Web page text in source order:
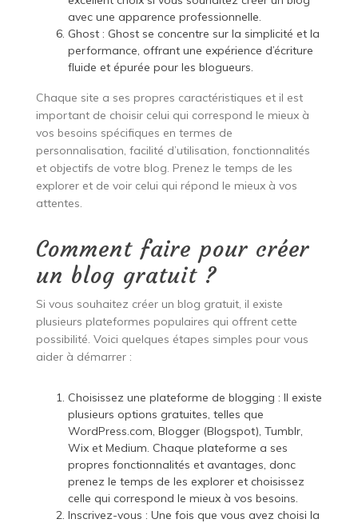
avec une apparence professionnelle.
Ghost : Ghost se concentre sur la simplicité et la
performance, offrant une expérience d’écriture
fluide et épurée pour les blogueurs.
Chaque site a ses propres caractéristiques et il est
important de choisir celui qui correspond le mieux à
vos besoins spécifiques en termes de
personnalisation, facilité d’utilisation, fonctionnalités
et objectifs de votre blog. Prenez le temps de les
explorer et de voir celui qui répond le mieux à vos
attentes.
Comment faire pour créer
un blog gratuit ?
Si vous souhaitez créer un blog gratuit, il existe
plusieurs plateformes populaires qui offrent cette
possibilité. Voici quelques étapes simples pour vous
aider à démarrer :
Choisissez une plateforme de blogging : Il existe
plusieurs options gratuites, telles que
WordPress.com, Blogger (Blogspot), Tumblr,
Wix et Medium. Chaque plateforme a ses
propres fonctionnalités et avantages, donc
prenez le temps de les explorer et choisissez
celle qui correspond le mieux à vos besoins.
Inscrivez-vous : Une fois que vous avez choisi la